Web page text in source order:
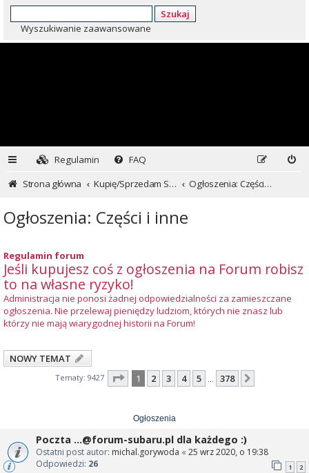
Szukaj
Wyszukiwanie zaawansowane
Regulamin
FAQ
Strona główna
Kupię/Sprzedam Subaru i nie tylko... Ogłoszenia: Części i inne
Ogłoszenia: Części i inne
Regulamin forum
Jeśli kupujesz coś z ogłoszenia na Forum robisz
to na własne ryzyko!
Administracja nie ponosi żadnej odpowiedzialności za zamieszczane
ogłoszenia. Nie przelewaj pieniędzy ludziom, których nie znasz lub
którzy nie mają wiarygodnej historii na Forum!
NOWY TEMAT
Tematy: 9427 Strona z378
1 2 3 4 5 378
Ogłoszenia
Poczta ...@forum-subaru.pl dla każdego :)
Ostatni post autor: michal.gorywoda « 25 wrz 2020, o 19:38
Odpowiedzi: 26 1 2